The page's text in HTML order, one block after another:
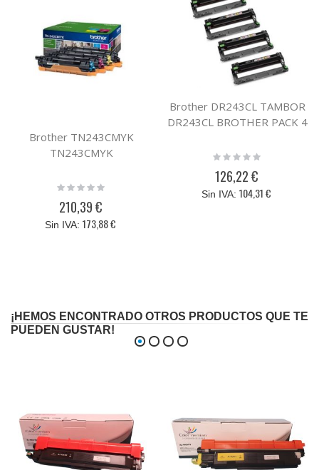
Brother TN243CMYK
TN243CMYK
Rating:
210,39 €
173,88 €
Brother DR243CL TAMBOR
DR243CL BROTHER PACK 4
Rating:
126,22 €
104,31 €
¡HEMOS ENCONTRADO OTROS PRODUCTOS QUE TE
PUEDEN GUSTAR!